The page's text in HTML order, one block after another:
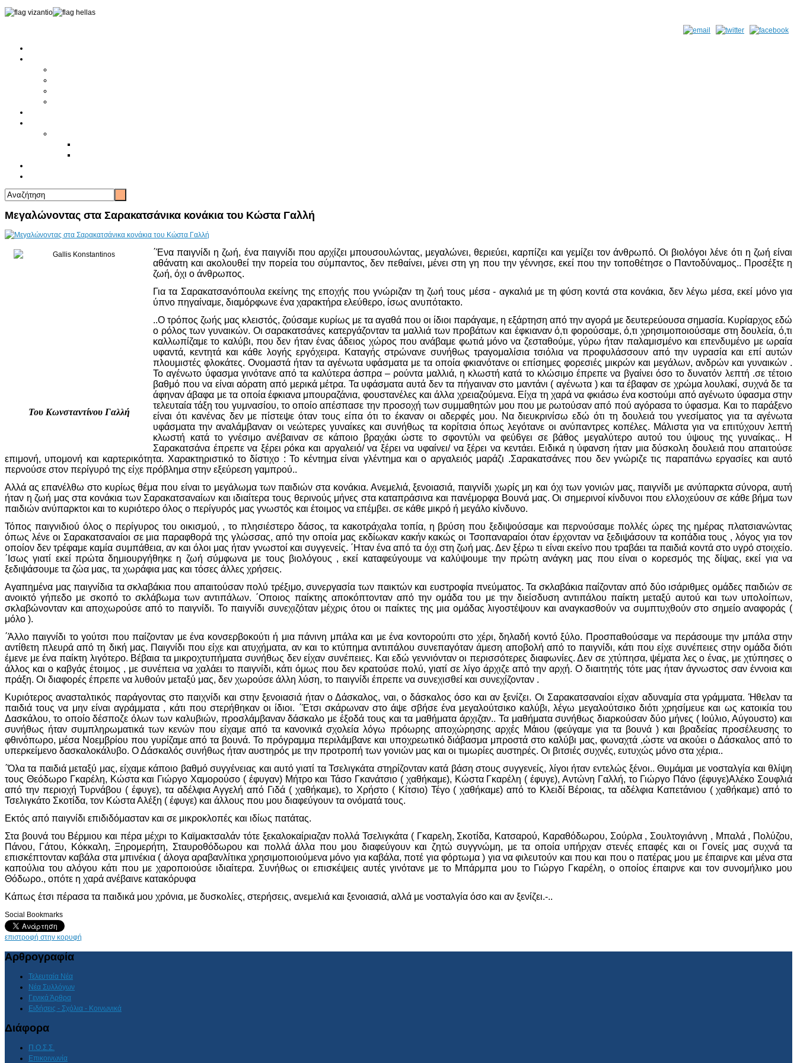
Μεγαλώνοντας στα Σαρακατσάνικα κονάκια του Κώστα Γαλλή
Του Κωνσταντίνου Γαλλή
΄Ένα παιγνίδι η ζωή, ένα παιγνίδι που αρχίζει μπουσουλώντας, μεγαλώνει, θεριεύει, καρπίζει και γεμίζει τον άνθρωπό. Οι βιολόγοι λένε ότι η ζωή είναι
αθάνατη και ακολουθεί την πορεία του σύμπαντος, δεν πεθαίνει, μένει στη γη που την γέννησε, εκεί που την τοποθέτησε ο Παντοδύναμος.. Προσέξτε η
ζωή, όχι ο άνθρωπος.
Για τα Σαρακατσανόπουλα εκείνης της εποχής που γνώριζαν τη ζωή τους μέσα - αγκαλιά με τη φύση κοντά στα κονάκια, δεν λέγω μέσα, εκεί μόνο για
ύπνο πηγαίναμε, διαμόρφωνε ένα χαρακτήρα ελεύθερο, ίσως ανυπότακτο.
..Ο τρόπος ζωής μας κλειστός, ζούσαμε κυρίως με τα αγαθά που οι ίδιοι παράγαμε, η εξάρτηση από την αγορά με δευτερεύουσα σημασία. Κυρίαρχος εδώ
ο ρόλος των γυναικών. Οι σαρακατσάνες κατεργάζονταν τα μαλλιά των προβάτων και έφκιαναν ό,τι φορούσαμε, ό,τι χρησιμοποιούσαμε στη δουλεία, ό,τι
καλλωπίζαμε το καλύβι, που δεν ήταν ένας άδειος χώρος που ανάβαμε φωτιά μόνο να ζεσταθούμε, γύρω ήταν παλαμισμένο και επενδυμένο με ωραία
υφαντά, κεντητά και κάθε λογής εργόχειρα. Καταγής στρώνανε συνήθως τραγομαλίσια τσιόλια να προφυλάσσουν από την υγρασία και επί αυτών
πλουμιστές φλοκάτες. Ονομαστά ήταν τα αγένωτα υφάσματα με τα οποία φκιανότανε οι επίσημες φορεσιές μικρών και μεγάλων, ανδρών και γυναικών .
Το αγένωτο ύφασμα γινότανε από τα καλύτερα άσπρα – ρούντα μαλλιά, η κλωστή κατά το κλώσιμο έπρεπε να βγαίνει όσο το δυνατόν λεπτή .σε τέτοιο
βαθμό που να είναι αόρατη από μερικά μέτρα. Τα υφάσματα αυτά δεν τα πήγαιναν στο μαντάνι ( αγένωτα ) και τα έβαφαν σε χρώμα λουλακί, συχνά δε τα
άφηναν άβαφα με τα οποία έφκιανα μπουραζάνια, φουστανέλες και άλλα χρειαζούμενα. Είχα τη χαρά να φκιάσω ένα κοστούμι από αγένωτο ύφασμα στην
τελευταία τάξη του γυμνασίου, το οποίο απέσπασε την προσοχή των συμμαθητών μου που με ρωτούσαν από πού αγόρασα το ύφασμα. Και το παράξενο
είναι ότι κανένας δεν με πίστεψε όταν τους είπα ότι το έκαναν οι αδερφές μου. Να διευκρινίσω εδώ ότι τη δουλειά του γνεσίματος για τα αγένωτα
υφάσματα την αναλάμβαναν οι νεώτερες γυναίκες και συνήθως τα κορίτσια όπως λεγότανε οι ανύπαντρες κοπέλες. Μάλιστα για να επιτύχουν λεπτή
κλωστή κατά το γνέσιμο ανέβαιναν σε κάποιο βραχάκι ώστε το σφοντύλι να φεύ6γει σε βάθος μεγαλύτερο αυτού του ύψους της γυναίκας.. Η
Σαρακατσάνα έπρεπε να ξέρει ρόκα και αργαλειό/ να ξέρει να υφαίνει/ να ξέρει να κεντάει. Ειδικά η ύφανση ήταν μια δύσκολη δουλειά που απαιτούσε
επιμονή, υπομονή και καρτερικότητα. Χαρακτηριστικό το δίστιχο : Το κέντημα είναι γλέντημα και ο αργαλειός μαράζι .Σαρακατσάνες που δεν γνώριζε τις παραπάνω εργασίες και αυτό
περνούσε στον περίγυρό της είχε πρόβλημα στην εξεύρεση γαμπρού..
Αλλά ας επανέλθω στο κυρίως θέμα που είναι το μεγάλωμα των παιδιών στα κονάκια. Ανεμελιά, ξενοιασιά, παιγνίδι χωρίς μη και όχι των γονιών μας, παιγνίδι με ανύπαρκτα σύνορα, αυτή
ήταν η ζωή μας στα κονάκια των Σαρακατσαναίων και ιδιαίτερα τους θερινούς μήνες στα καταπράσινα και πανέμορφα Βουνά μας. Οι σημερινοί κίνδυνοι που ελλοχεύουν σε κάθε βήμα των
παιδιών ανύπαρκτοι και το κυριότερο όλος ο περίγυρός μας γνωστός και έτοιμος να επέμβει. σε κάθε μικρό ή μεγάλο κίνδυνο.
Τόπος παιγνιδιού όλος ο περίγυρος του οικισμού, , το πλησιέστερο δάσος, τα κακοτράχαλα τοπία, η βρύση που ξεδιψούσαμε και περνούσαμε πολλές ώρες της ημέρας πλατσιανώντας
όπως λένε οι Σαρακατσαναίοι σε μια παραφθορά της γλώσσας, από την οποία μας εκδίωκαν κακήν κακώς οι Τσοπαναραίοι όταν έρχονταν να ξεδιψάσουν τα κοπάδια τους , λόγος για τον
οποίον δεν τρέφαμε καμία συμπάθεια, αν και όλοι μας ήταν γνωστοί και συγγενείς. ΄Ηταν ένα από τα όχι στη ζωή μας. Δεν ξέρω τι είναι εκείνο που τραβάει τα παιδιά κοντά στο υγρό στοιχείο.
΄Ισως γιατί εκεί πρώτα δημιουργήθηκε η ζωή σύμφωνα με τους βιολόγους , εκεί καταφεύγουμε να καλύψουμε την πρώτη ανάγκη μας που είναι ο κορεσμός της δίψας, εκεί για να
ξεδιψάσουμε τα ζώα μας, τα χωράφια μας και τόσες άλλες χρήσεις.
Αγαπημένα μας παιγνίδια τα σκλαβάκια που απαιτούσαν πολύ τρέξιμο, συνεργασία των παικτών και ευστροφία πνεύματος. Τα σκλαβάκια παίζονταν από δύο ισάριθμες ομάδες παιδιών σε
ανοικτό γήπεδο με σκοπό το σκλάβωμα των αντιπάλων. ΄Οποιος παίκτης αποκόπτονταν από την ομάδα του με την διείσδυση αντιπάλου παίκτη μεταξύ αυτού και των υπολοίπων,
σκλαβώνονταν και αποχωρούσε από το παιγνίδι. Το παιγνίδι συνεχιζόταν μέχρις ότου οι παίκτες της μια ομάδας λιγοστέψουν και αναγκασθούν να συμπτυχθούν στο σημείο αναφοράς (
μόλο ).
΄Άλλο παιγνίδι το γούτσι που παίζονταν με ένα κονσερβοκούτι ή μια πάνινη μπάλα και με ένα κοντορούπι στο χέρι, δηλαδή κοντό ξύλο. Προσπαθούσαμε να περάσουμε την μπάλα στην
αντίθετη πλευρά από τη δική μας. Παιγνίδι που είχε και ατυχήματα, αν και το κτύπημα αντιπάλου συνεπαγόταν άμεση αποβολή από το παιγνίδι, κάτι που είχε συνέπειες στην ομάδα διότι
έμενε με ένα παίκτη λιγότερο. Βέβαια τα μικροχτυπήματα συνήθως δεν είχαν συνέπειες. Και εδώ γεννιόνταν οι περισσότερες διαφωνίες. Δεν σε χτύπησα, ψέματα λες ο ένας, με χτύπησες ο
άλλος και ο καβγάς έτοιμος , με συνέπεια να χαλάει το παιγνίδι, κάτι όμως που δεν κρατούσε πολύ, γιατί σε λίγο άρχιζε από την αρχή. Ο διαιτητής τότε μας ήταν άγνωστος σαν έννοια και
πράξη. Οι διαφορές έπρεπε να λυθούν μεταξύ μας, δεν χωρούσε άλλη λύση, το παιγνίδι έπρεπε να συνεχισθεί και συνεχίζονταν .
Κυριότερος ανασταλτικός παράγοντας στο παιχνίδι και στην ξενοιασιά ήταν ο Δάσκαλος, ναι, ο δάσκαλος όσο και αν ξενίζει. Οι Σαρακατσαναίοι είχαν αδυναμία στα γράμματα. Ήθελαν τα
παιδιά τους να μην είναι αγράμματα , κάτι που στερήθηκαν οι ίδιοι. ΄Έτσι σκάρωναν στο άψε σβήσε ένα μεγαλούτσικο καλύβι, λέγω μεγαλούτσικο διότι χρησίμευε και ως κατοικία του
Δασκάλου, το οποίο δέσποζε όλων των καλυβιών, προσλάμβαναν δάσκαλο με έξοδά τους και τα μαθήματα άρχιζαν.. Τα μαθήματα συνήθως διαρκούσαν δύο μήνες ( Ιούλιο, Αύγουστο) και
συνήθως ήταν συμπληρωματικά των κενών που είχαμε από τα κανονικά σχολεία λόγω πρόωρης αποχώρησης αρχές Μάιου (φεύγαμε για τα βουνά ) και βραδείας προσέλευσης το
φθινόπωρο, μέσα Νοεμβρίου που γυρίζαμε από τα βουνά. Το πρόγραμμα περιλάμβανε και υποχρεωτικό διάβασμα μπροστά στο καλύβι μας, φωναχτά ,ώστε να ακούει ο Δάσκαλος από το
υπερκείμενο δασκαλοκάλυβο. Ο Δάσκαλός συνήθως ήταν αυστηρός με την προτροπή των γονιών μας και οι τιμωρίες αυστηρές. Οι βιτσιές συχνές, ευτυχώς μόνο στα χέρια..
΄Όλα τα παιδιά μεταξύ μας, είχαμε κάποιο βαθμό συγγένειας και αυτό γιατί τα Τσελιγκάτα στηρίζονταν κατά βάση στους συγγενείς, λίγοι ήταν εντελώς ξένοι.. Θυμάμαι με νοσταλγία και θλίψη
τους Θεόδωρο Γκαρέλη, Κώστα και Γιώργο Χαμορούσο ( έφυγαν) Μήτρο και Τάσο Γκανάτσιο ( χαθήκαμε), Κώστα Γκαρέλη ( έφυγε), Αντώνη Γαλλή, το Γιώργο Πάνο (έφυγε)Αλέκο Σουφλιά
από την περιοχή Τυρνάβου ( έφυγε), τα αδέλφια Αγγελή από Γιδά ( χαθήκαμε), το Χρήστο ( Κίτσιο) Τέγο ( χαθήκαμε) από το Κλειδί Βέροιας, τα αδέλφια Καπετάνιου ( χαθήκαμε) από το
Τσελιγκάτο Σκοτίδα, τον Κώστα Αλέξη ( έφυγε) και άλλους που μου διαφεύγουν τα ονόματά τους.
Εκτός από παιγνίδι επιδιδόμασταν και σε μικροκλοπές και ιδίως πατάτας.
Στα βουνά του Βέρμιου και πέρα μέχρι το Καϊμακτσαλάν τότε ξεκαλοκαίριαζαν πολλά Τσελιγκάτα ( Γκαρελη, Σκοτίδα, Κατσαρού, Καραθόδωρου, Σούρλα , Σουλτογιάννη , Μπαλά , Πολύζου,
Πάνου, Γάτου, Κόκκαλη, Ξηρομερήτη, Σταυροθόδωρου και πολλά άλλα που μου διαφεύγουν και ζητώ συγγνώμη, με τα οποία υπήρχαν στενές επαφές και οι Γονείς μας συχνά τα
επισκέπτονταν καβάλα στα μπινέκια ( άλογα αραβανλίτικα χρησιμοποιούμενα μόνο για καβάλα, ποτέ για φόρτωμα ) για να φιλευτούν και που και που ο πατέρας μου με έπαιρνε και μένα στα
καπούλια του αλόγου κάτι που με χαροποιούσε ιδιαίτερα. Συνήθως οι επισκέψεις αυτές γινότανε με το Μπάρμπα μου το Γιώργο Γκαρέλη, ο οποίος έπαιρνε και τον συνομήλικο μου
Θόδωρο., οπότε η χαρά ανέβαινε κατακόρυφα
Κάπως έτσι πέρασα τα παιδικά μου χρόνια, με δυσκολίες, στερήσεις, ανεμελιά και ξενοιασιά, αλλά με νοσταλγία όσο και αν ξενίζει.-..
Social Bookmarks
επιστροφή στην κορυφή
Αρθρογραφία
Τελευταία Νέα
Νέα Συλλόγων
Γενικά Άρθρα
Ειδήσεις - Σχόλια - Κοινωνικά
Διάφορα
Π.Ο.Σ.Σ.
Επικοινωνία